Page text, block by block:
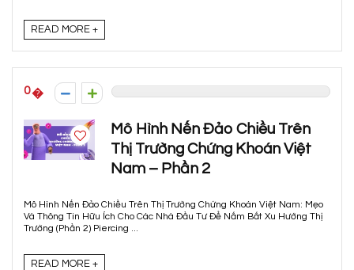
READ MORE +
0
Mô Hình Nến Đảo Chiều Trên
Thị Trường Chứng Khoán Việt
Nam – Phần 2
Mô Hình Nến Đảo Chiều Trên Thị Trường Chứng Khoán Việt Nam: Mẹo
Và Thông Tin Hữu Ích Cho Các Nhà Đầu Tư Để Nắm Bắt Xu Hướng Thị
Trường (Phần 2) Piercing ...
READ MORE +